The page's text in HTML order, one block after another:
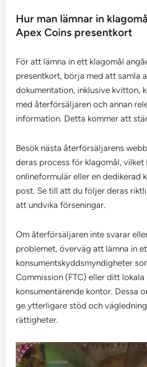
Hur man lämnar in
Apex Coins presentkort
För att lämna in ett klagomål
presentkort, börja med att samla
dokumentation, inklusive kvitton,
med återförsäljaren och annan
information. Detta kommer att
Besök nästa återförsäljarens
deras process för klagomål, vilket
onlineformulär eller en dedikerad
post. Se till att du följer deras
att undvika förseningar.
Om återförsäljaren inte svarar
problemet, överväg att lämna in
konsumentskyddsmyndigheter
Commission (FTC) eller ditt lokala
konsumentärende kontor. Dessa
ge ytterligare stöd och
rättigheter.